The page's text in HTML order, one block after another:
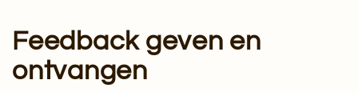
Feedback geven en
ontvangen